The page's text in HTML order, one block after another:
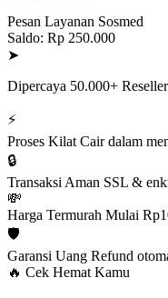
Pesan Layanan Sosmed
Saldo: Rp 250.000
➤
Dipercaya 50.000+
⚡
Proses Kilat Cair dalam
🔒
Transaksi Aman SSL &
💸
Harga Termurah Mulai
🛡️
Garansi Uang Refund
🔥 Cek Hemat Kamu